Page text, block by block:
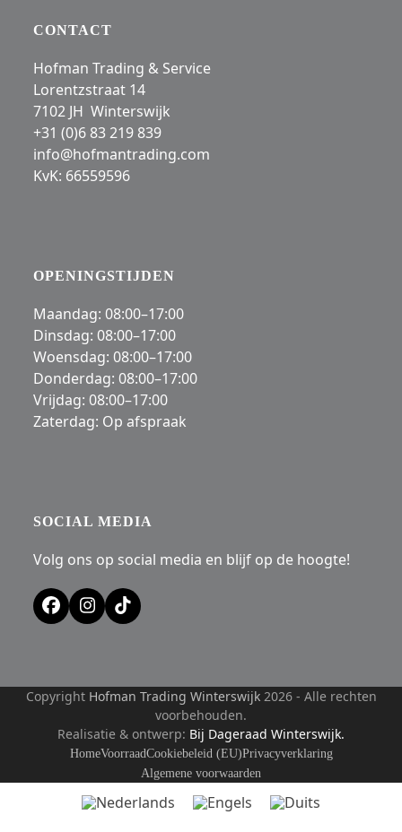
to
the
carousel
navigation
buttons
to
the
first
slide
CONTACT
Hofman Trading & Service
Lorentzstraat 14
7102 JH Winterswijk
+31 (0)6 83 219 839
info@hofmantrading.com
KvK: 66559596
OPENINGSTIJDEN
Maandag: 08:00–17:00
Dinsdag: 08:00–17:00
Woensdag: 08:00–17:00
Donderdag: 08:00–17:00
Vrijdag: 08:00–17:00
Zaterdag: Op afspraak
SOCIAL MEDIA
Volg ons op social media en blijf op de hoogte!
Facebook
Instagram
Tiktok
Copyright Hofman Trading Winterswijk2026 - Alle rechten
voorbehouden.
Realisatie & ontwerp: Bij Dageraad Winterswijk.
HomeVoorraadCookiebeleid (EU)Privacyverklaring
Algemene voorwaarden